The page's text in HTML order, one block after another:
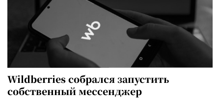
Wildberries собрался запустить
собственный мессенджер